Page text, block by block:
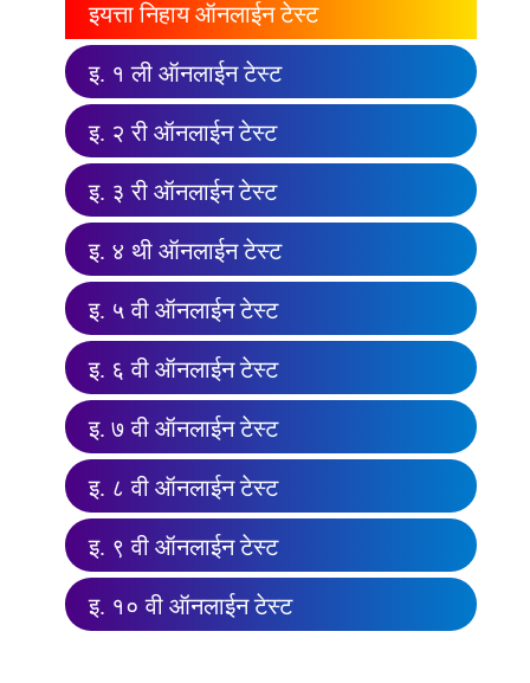
इयत्ता निहाय ऑनलाईन टेस्ट
इ. १ ली ऑनलाईन टेस्ट
इ. २ री ऑनलाईन टेस्ट
इ. ३ री ऑनलाईन टेस्ट
इ. ४ थी ऑनलाईन टेस्ट
इ. ५ वी ऑनलाईन टेस्ट
इ. ६ वी ऑनलाईन टेस्ट
इ. ७ वी ऑनलाईन टेस्ट
इ. ८ वी ऑनलाईन टेस्ट
इ. ९ वी ऑनलाईन टेस्ट
इ. १० वी ऑनलाईन टेस्ट